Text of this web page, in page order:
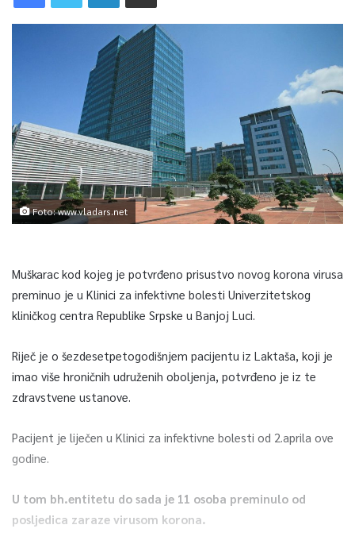
Foto: www.vladars.net
Muškarac kod kojeg je potvrđeno prisustvo novog korona virusa
preminuo je u Klinici za infektivne bolesti Univerzitetskog
kliničkog centra Republike Srpske u Banjoj Luci.
Riječ je o šezdesetpetogodišnjem pacijentu iz Laktaša, koji je
imao više hroničnih udruženih oboljenja, potvrđeno je iz te
zdravstvene ustanove.
Pacijent je liječen u Klinici za infektivne bolesti od 2.aprila ove
godine.
U tom bh.entitetu do sada je 11 osoba preminulo od
posljedica zaraze virusom korona.